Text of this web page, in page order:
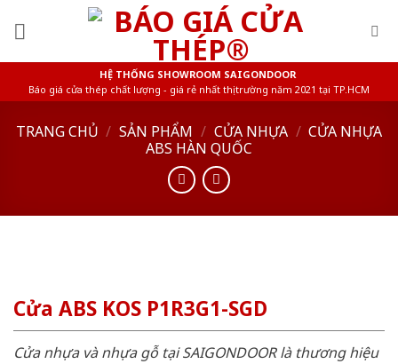
HỆ THỐNG SHOWROOM SAIGONDOOR
Báo giá cửa thép chất lượng - giá rẻ nhất thị trường năm 2021 tại TP.HCM
TRANG CHỦ / SẢN PHẨM / CỬA NHỰA / CỬA NHỰA
ABS HÀN QUỐC
Cửa ABS KOS P1R3G1-SGD
Cửa nhựa và nhựa gỗ tại SAIGONDOOR là thương hiệu